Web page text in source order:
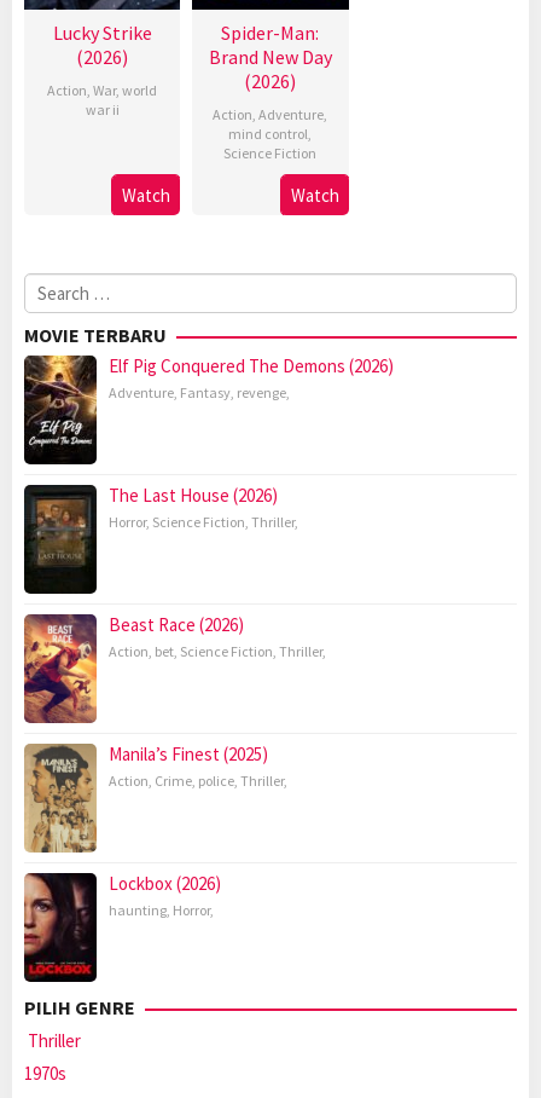
Lucky Strike
(2026)
Action,War,world
war ii
Watch
Spider-Man:
Brand New Day
(2026)
Action,Adventure,
mind control,
Science Fiction
Watch
Search
for:
MOVIE TERBARU
Elf Pig Conquered The Demons (2026)
Adventure, Fantasy, revenge,
The Last House (2026)
Horror, Science Fiction, Thriller,
Beast Race (2026)
Action, bet, Science Fiction, Thriller,
Manila’s Finest (2025)
Action, Crime, police, Thriller,
Lockbox (2026)
haunting, Horror,
PILIH GENRE
Thriller
1970s